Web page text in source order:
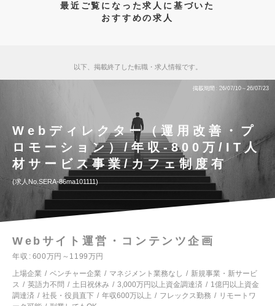
最近ご覧になった求人に基づいた
おすすめの求人
以下、掲載終了した転職・求人情報です。
掲載期間 26/07/10～26/07/23
Webディレクター（運用改善・プ
ロモーション）/年収-800万/IT人
材サービス事業/カフェ制度有
求人No.SERA-86ma101111
Webサイト運営・コンテンツ企画
年収
600万円～1199万円
上場企業
ベンチャー企業 マネジメント業務なし
新規事業・新サービ
ス
英語力不問 土日祝休み 3,000万円以上資金調達済
1億円以上資金
調達済
社長・役員直下 年収600万以上 フレックス勤務
リモートワ